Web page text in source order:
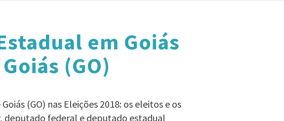
em Goiás
(GO)
(GO) nas Eleições 2018: os eleitos e os
deputado federal e deputado estadual